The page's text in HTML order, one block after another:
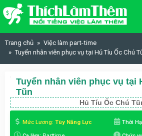
Skip to content
Trang chủ
Việc làm part-time
Tuyển nhân viên phục vụ tại Hủ Tíu Ốc Chú
Tuyển nhân viên phục vụ tại
Tũn
Hủ Tíu Ốc Chú
Mức Lương: Tùy Năng Lực Thời